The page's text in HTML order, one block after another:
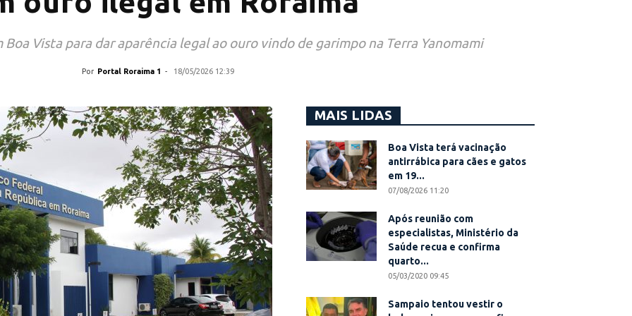
Boa Vista para dar aparência legal ao ouro vindo de garimpo na Terra Yanomami
Por Portal Roraima 1 - 18/05/2026 12:39
MAIS LIDAS
Boa Vista terá vacinação
antirrábica para cães e gatos
em 19...
07/08/2026 11:20
Após reunião com
especialistas, Ministério da
Saúde recua e confirma
quarto...
05/03/2020 09:45
Sampaio tentou vestir o